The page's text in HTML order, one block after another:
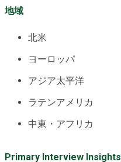
地域
北米
ヨーロッパ
アジア太平洋
ラテンアメリカ
中東・アフリカ
Primary Interview Insights